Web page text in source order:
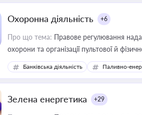
Охоронна діяльність +6
Про що тема: Правове регулювання
охорони та організації пультової й
Банківська діяльність Паливно-
Зелена енергетика +29